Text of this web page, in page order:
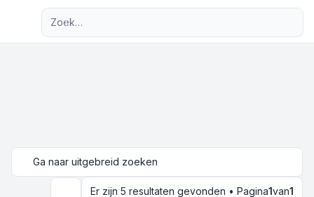
Ga naar uitgebreid zoeken
Er zijn 5 resultaten gevonden • Pagina1van1